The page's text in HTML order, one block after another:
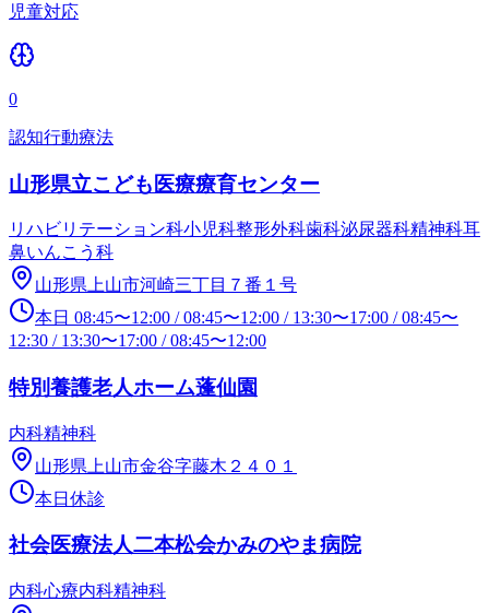
児童対応
0
認知行動療法
山形県立こども医療療育センター
リハビリテーション科小児科整形外科歯科泌尿器科精神科耳
鼻いんこう科
山形県上山市河崎三丁目７番１号
本日 08:45〜12:00 /08:45〜12:00 / 13:30〜17:00 /08:45〜
12:30 / 13:30〜17:00 /08:45〜12:00
特別養護老人ホーム蓬仙園
内科精神科
山形県上山市金谷字藤木２４０１
本日休診
社会医療法人二本松会かみのやま病院
内科心療内科精神科